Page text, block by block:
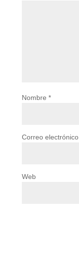
Nombre *
Correo electrónico
Web